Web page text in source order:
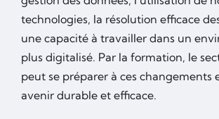
technologies, la résolution efficace
une capacité à travailler dans un
plus digitalisé. Par la formation, le
peut se préparer à ces changements
avenir durable et efficace.